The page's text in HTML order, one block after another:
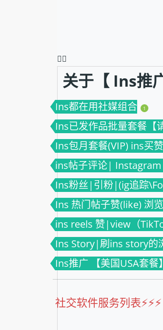
❤️‍🔥
关于【 Ins推
Ins都在用社媒组合 1
Ins已发作品批量套餐【
Ins包月套餐(VIP) ins买
ins帖子评论|
Ins粉丝|引粉|(ig追踪
Ins 热门帖子赞(like) 浏
ins reels 赞|view（
Ins Story|刷ins story
Ins推广 【美国USA套
社交软件服务列表⚡️⚡️⚡️